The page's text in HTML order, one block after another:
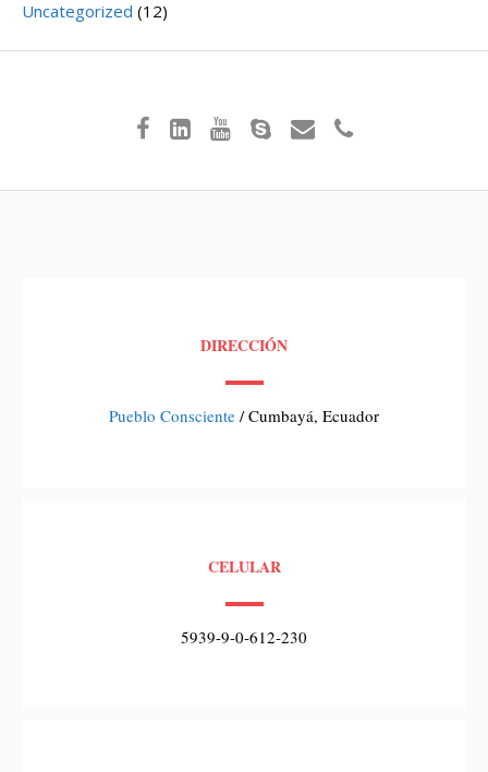
Uncategorized (12)
DIRECCIÓN
Pueblo Consciente / Cumbayá, Ecuador
CELULAR
5939-9-0-612-230